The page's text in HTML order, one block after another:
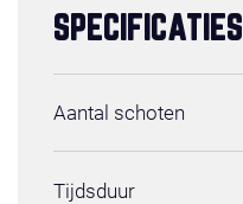
SPECIFICATIES
Aantal schoten
Tijdsduur